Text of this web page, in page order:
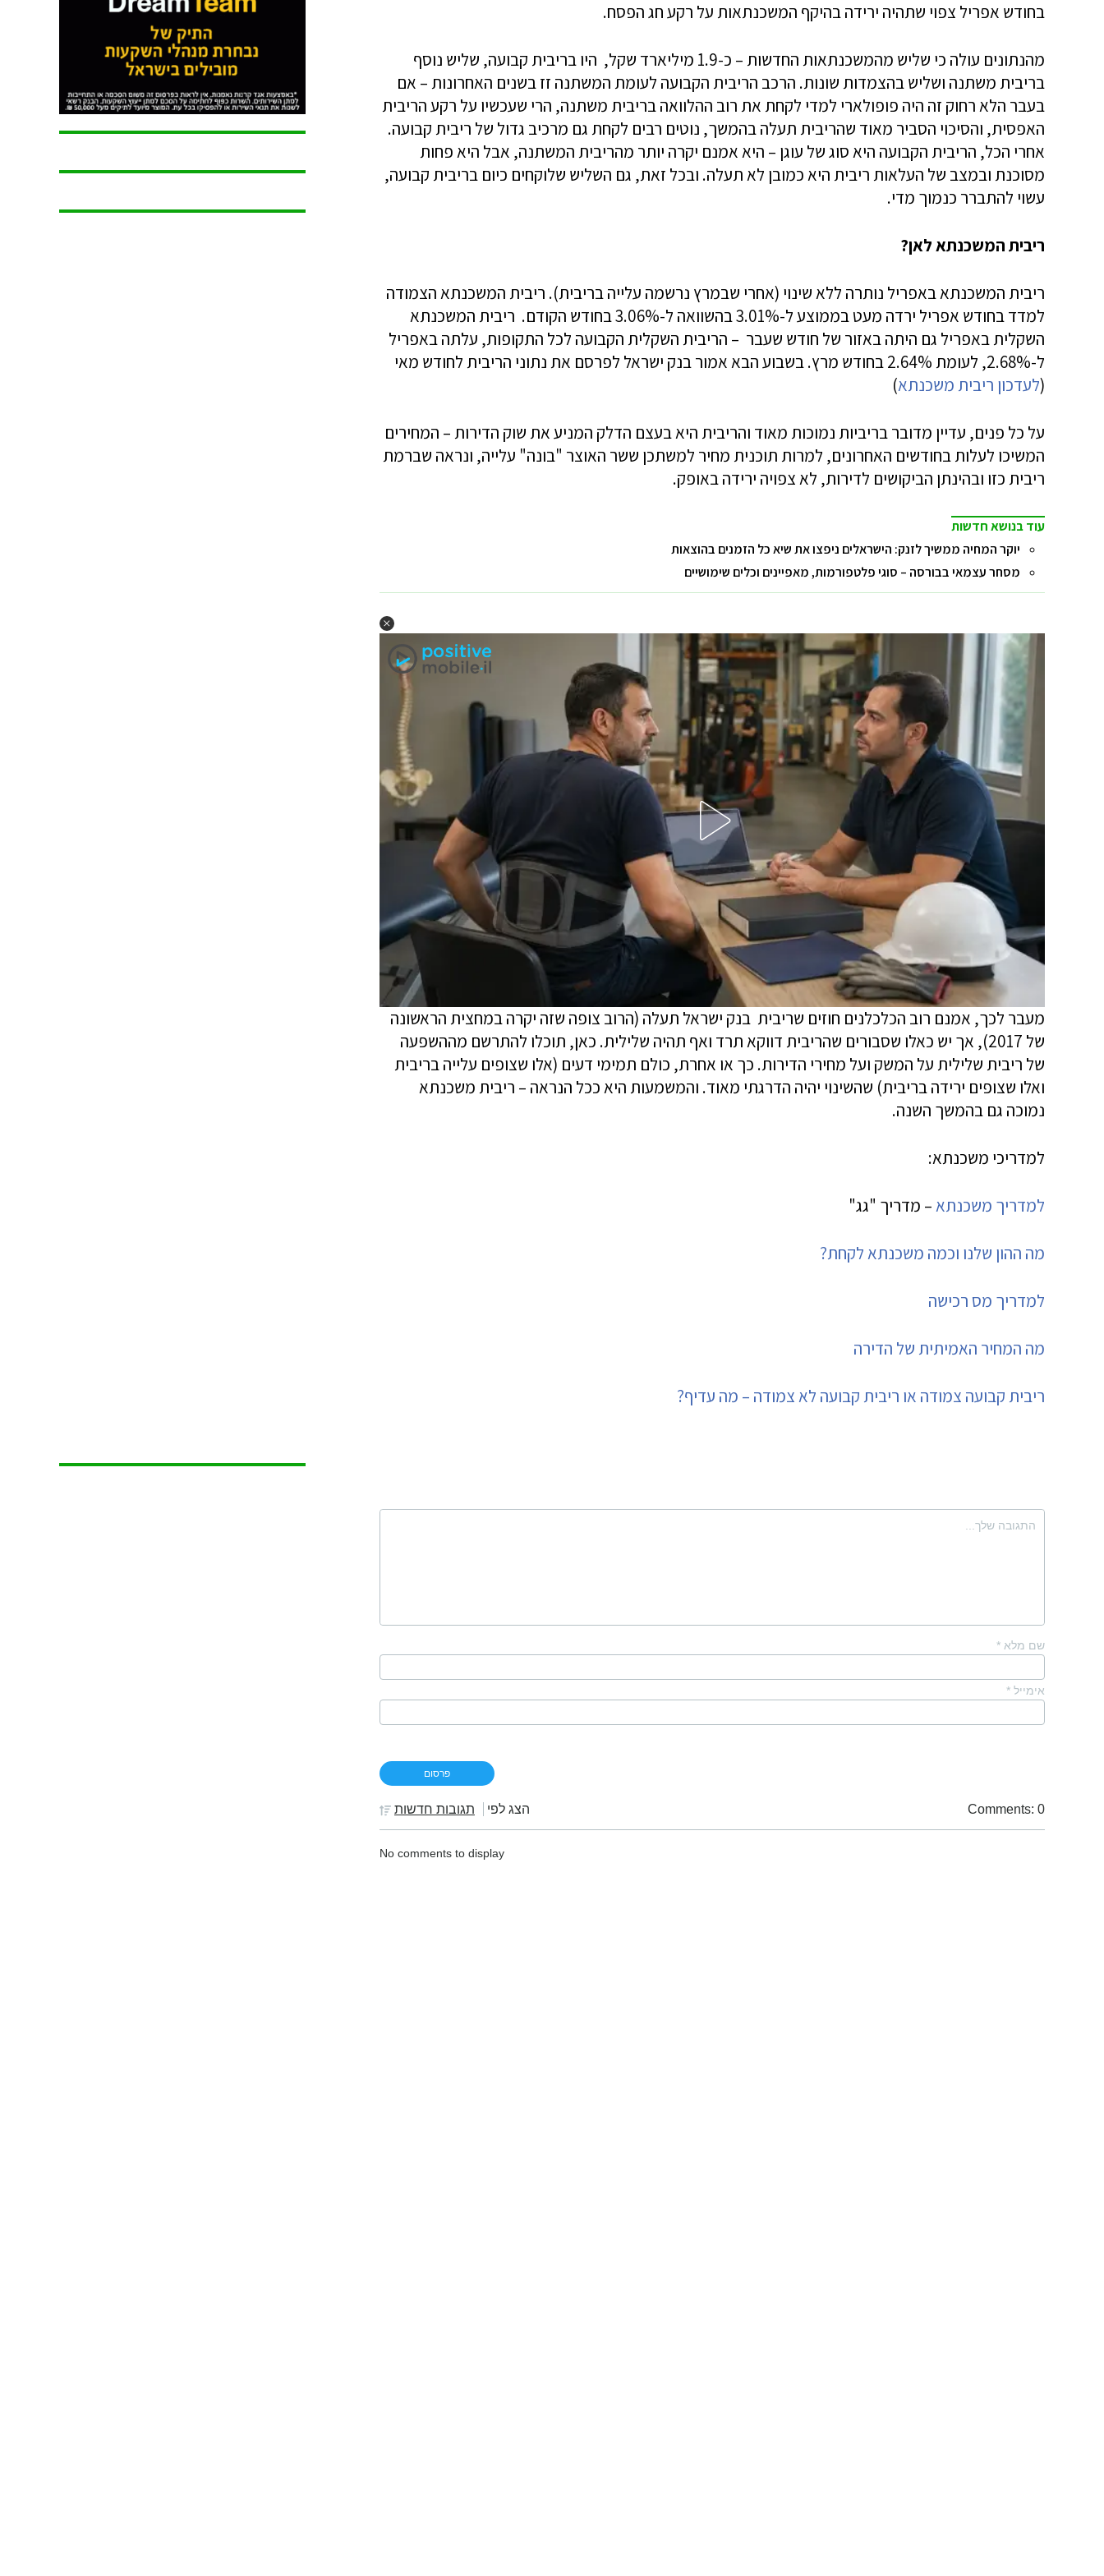
בחודש אפריל צפוי שתהיה ירידה בהיקף המשכנתאות על רקע חג הפסח.
מהנתונים עולה כי שליש מהמשכנתאות החדשות – כ-1.9 מיליארד שקל, היו בריבית קבועה, שליש נוסף
בריבית משתנה ושליש בהצמדות שונות. הרכב הריבית הקבועה לעומת המשתנה זז בשנים האחרונות – אם
בעבר הלא רחוק זה היה פופולארי למדי לקחת את רוב ההלוואה בריבית משתנה, הרי שעכשיו על רקע הריבית
האפסית, והסיכוי הסביר מאוד שהריבית תעלה בהמשך, נוטים רבים לקחת גם מרכיב גדול של ריבית קבועה.
אחרי הכל, הריבית הקבועה היא סוג של עוגן – היא אמנם יקרה יותר מהריבית המשתנה, אבל היא פחות
מסוכנת ובמצב של העלאות ריבית היא כמובן לא תעלה. ובכל זאת, גם השליש שלוקחים כיום בריבית קבועה,
עשוי להתברר כנמוך מדי.
ריבית המשכנתא לאן?
ריבית המשכנתא באפריל נותרה ללא שינוי (אחרי שבמרץ נרשמה עלייה בריבית). ריבית המשכנתא הצמודה
למדד בחודש אפריל ירדה מעט בממוצע ל-3.01% בהשוואה ל-3.06% בחודש הקודם. ריבית המשכנתא
השקלית באפריל גם היתה באזור של חודש שעבר – הריבית השקלית הקבועה לכל התקופות, עלתה באפריל
ל-2.68%, לעומת 2.64% בחודש מרץ. בשבוע הבא אמור בנק ישראל לפרסם את נתוני הריבית לחודש מאי
(לעדכון ריבית משכנתא)
על כל פנים, עדיין מדובר בריביות נמוכות מאוד והריבית היא בעצם הדלק המניע את שוק הדירות – המחירים
המשיכו לעלות בחודשים האחרונים, למרות תוכנית מחיר למשתכן ששר האוצר "בונה" עלייה, ונראה שברמת
ריבית כזו ובהינתן הביקושים לדירות, לא צפויה ירידה באופק.
עוד בנושא חדשות
יוקר המחיה ממשיך לזנק: הישראלים ניפצו את שיא כל הזמנים בהוצאות
מסחר עצמאי בבורסה – סוגי פלטפורמות, מאפיינים וכלים שימושיים
מעבר לכך, אמנם רוב הכלכלנים חוזים שריבית בנק ישראל תעלה (הרוב צופה שזה יקרה במחצית הראשונה
של 2017), אך יש כאלו שסבורים שהריבית דווקא תרד ואף תהיה שלילית. כאן, תוכלו להתרשם מההשפעה
של ריבית שלילית על המשק ועל מחירי הדירות. כך או אחרת, כולם תמימי דעים (אלו שצופים עלייה בריבית
ואלו שצופים ירידה בריבית) שהשינוי יהיה הדרגתי מאוד. והמשמעות היא ככל הנראה – ריבית משכנתא
נמוכה גם בהמשך השנה.
למדריכי משכנתא:
למדריך משכנתא– מדריך "גג"
מה ההון שלנו וכמה משכנתא לקחת?
למדריך מס רכישה
מה המחיר האמיתית של הדירה
ריבית קבועה צמודה או ריבית קבועה לא צמודה – מה עדיף?
שם מלא *
אימייל *
Comments: 0 הצג לפי תגובות חדשות
No comments to display